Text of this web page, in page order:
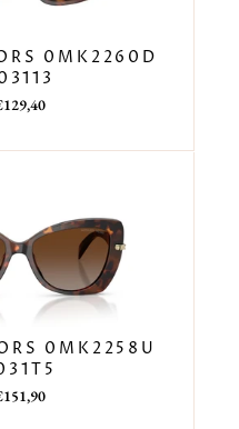
0MK2260D
0MK2258U